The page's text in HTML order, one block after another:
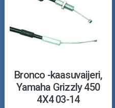
Outlet-tuotteet
Bronco -kaasuvaijeri,
Yamaha Grizzly 450
4X4 03-14